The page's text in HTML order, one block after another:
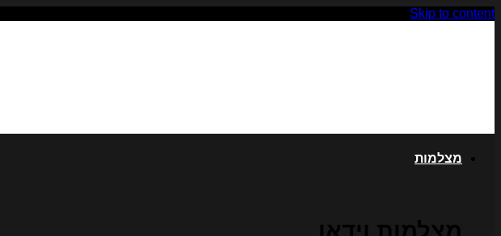
Skip to content
מצלמות